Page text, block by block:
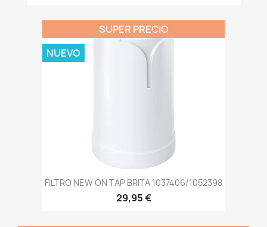
FILTRO NEW ON TAP BRITA 1037406/1052398
29,95 €
SUPER PRECIO
NUEVO